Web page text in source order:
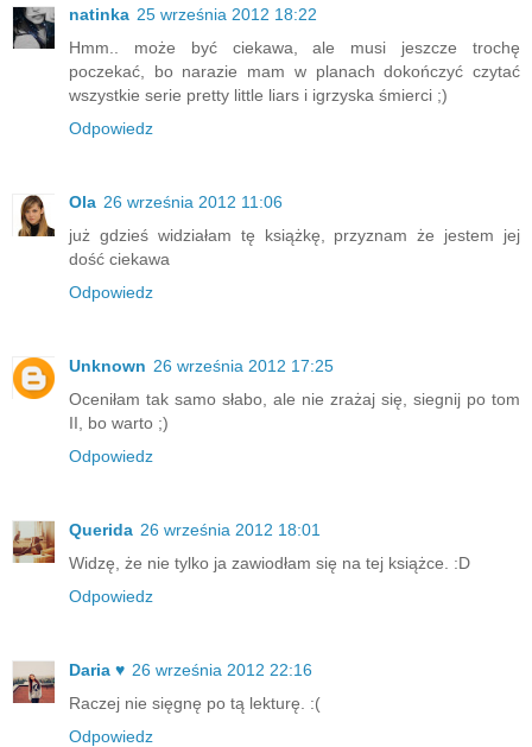
natinka 25 września 2012 18:22
Hmm.. może być ciekawa, ale musi jeszcze trochę
poczekać, bo narazie mam w planach dokończyć czytać
wszystkie serie pretty little liars i igrzyska śmierci ;)
Odpowiedz
Ola 26 września 2012 11:06
już gdzieś widziałam tę książkę, przyznam że jestem jej
dość ciekawa
Odpowiedz
Unknown 26 września 2012 17:25
Oceniłam tak samo słabo, ale nie zrażaj się, siegnij po tom
II, bo warto ;)
Odpowiedz
Querida 26 września 2012 18:01
Widzę, że nie tylko ja zawiodłam się na tej książce. :D
Odpowiedz
Daria ♥ 26 września 2012 22:16
Raczej nie sięgnę po tą lekturę. :(
Odpowiedz